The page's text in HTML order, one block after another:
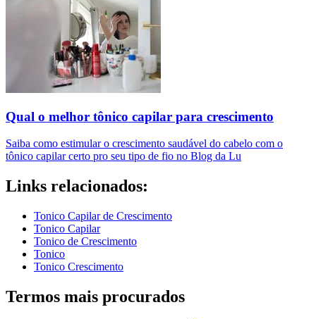
Qual o melhor tônico capilar para crescimento
Saiba como estimular o crescimento saudável do cabelo com o
tônico capilar certo pro seu tipo de fio no Blog da Lu
Links relacionados:
Tonico Capilar de Crescimento
Tonico Capilar
Tonico de Crescimento
Tonico
Tonico Crescimento
Termos mais procurados